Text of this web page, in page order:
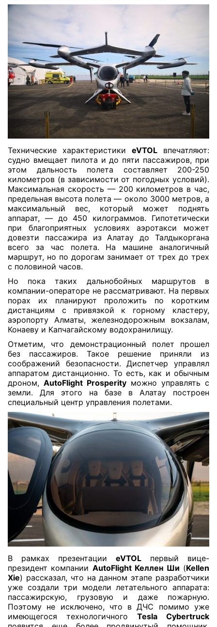
Технические характеристики eVTOL впечатляют:
судно вмещает пилота и до пяти пассажиров, при
этом дальность полета составляет 200-250
километров (в зависимости от погодных условий).
Максимальная скорость — 200 километров в час,
предельная высота полета — около 3000 метров, а
максимальный вес, который может поднять
аппарат, — до 450 килограммов. Гипотетически
при благоприятных условиях аэротакси может
довезти пассажира из Алатау до Талдыкоргана
всего за час полета. На машине аналогичный
маршрут, но по дорогам занимает от трех до трех
с половиной часов.
Но пока таких дальнобойных маршрутов в
компании-операторе не рассматривают. На первых
порах их планируют проложить по коротким
дистанциям с привязкой к горному кластеру,
аэропорту Алматы, железнодорожным вокзалам,
Конаеву и Капчагайскому водохранилищу.
Отметим, что демонстрационный полет прошел
без пассажиров. Такое решение приняли из
соображений безопасности. Диспетчер управлял
аппаратом дистанционно. То есть, как и обычным
дроном, AutoFlight Prosperity можно управлять с
земли. Для этого на базе в Алатау построен
специальный центр управления полетами.
В рамках презентации eVTOL первый вице-
президент компании AutoFlight Келлен Ши (Kellen
Xie) рассказал, что на данном этапе разработчики
уже создали три модели летательного аппарата:
пассажирскую, грузовую и даже пожарную.
Поэтому не исключено, что в ДЧС помимо уже
имеющегося технологичного Tesla Cybertruck